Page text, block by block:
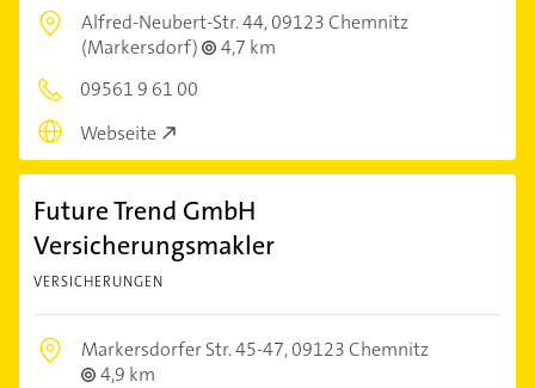
Alfred-Neubert-Str. 44,09123 Chemnitz
(Markersdorf)
4,7 km
09561 9 61 00
Webseite
Future Trend GmbH
Versicherungsmakler
VERSICHERUNGEN
Markersdorfer Str. 45-47,09123 Chemnitz
4,9 km